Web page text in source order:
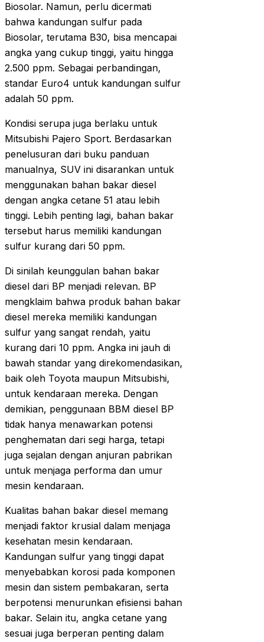
Biosolar. Namun, perlu dicermati
bahwa kandungan sulfur pada
Biosolar, terutama B30, bisa mencapai
angka yang cukup tinggi, yaitu hingga
2.500 ppm. Sebagai perbandingan,
standar Euro4 untuk kandungan sulfur
adalah 50 ppm.
Kondisi serupa juga berlaku untuk
Mitsubishi Pajero Sport. Berdasarkan
penelusuran dari buku panduan
manualnya, SUV ini disarankan untuk
menggunakan bahan bakar diesel
dengan angka cetane 51 atau lebih
tinggi. Lebih penting lagi, bahan bakar
tersebut harus memiliki kandungan
sulfur kurang dari 50 ppm.
Di sinilah keunggulan bahan bakar
diesel dari BP menjadi relevan. BP
mengklaim bahwa produk bahan bakar
diesel mereka memiliki kandungan
sulfur yang sangat rendah, yaitu
kurang dari 10 ppm. Angka ini jauh di
bawah standar yang direkomendasikan,
baik oleh Toyota maupun Mitsubishi,
untuk kendaraan mereka. Dengan
demikian, penggunaan BBM diesel BP
tidak hanya menawarkan potensi
penghematan dari segi harga, tetapi
juga sejalan dengan anjuran pabrikan
untuk menjaga performa dan umur
mesin kendaraan.
Kualitas bahan bakar diesel memang
menjadi faktor krusial dalam menjaga
kesehatan mesin kendaraan.
Kandungan sulfur yang tinggi dapat
menyebabkan korosi pada komponen
mesin dan sistem pembakaran, serta
berpotensi menurunkan efisiensi bahan
bakar. Selain itu, angka cetane yang
sesuai juga berperan penting dalam